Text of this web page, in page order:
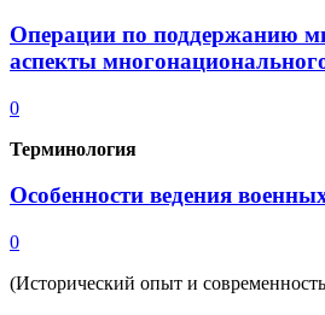
Операции по поддержанию
аспекты
0
Терминология
Особенности ведения
0
(Исторический опыт и